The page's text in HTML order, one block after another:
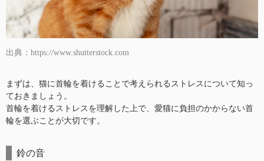
出典：https://www.shutterstock.com
まずは、猫に首輪を着けることで考えられるストレスについて知っ
ておきましょう。
首輪を着けるストレスを理解した上で、愛猫に負担のかからない首
輪を選ぶことが大切です。
鈴の音